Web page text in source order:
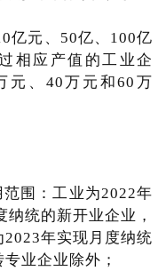
亿元、50亿、100亿
相应产值的工业企
元、40万元和60万
围：工业为2022年
统的新开业企业，
年实现月度纳统
业企业除外；